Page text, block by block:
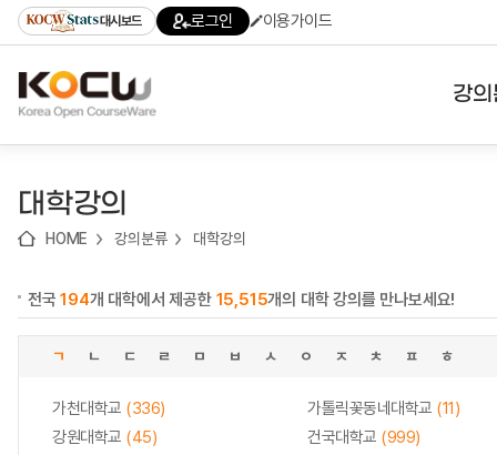
기
기
기
content)
가
대시보드 로그인 이용가이드
강
대학강의
HOME 강의분류 대학강의
전국194개 대학에서 제공한 15,515개의 대학 강의를 만나보세요!
ㄱ ㄴ ㄷ ㄹ ㅁ ㅂ ㅅ ㅇ ㅈ ㅊ ㅍ ㅎ
가천대학교 (336) 가톨릭꽃동네대학교 (11)
강원대학교 (45) 건국대학교 (999)